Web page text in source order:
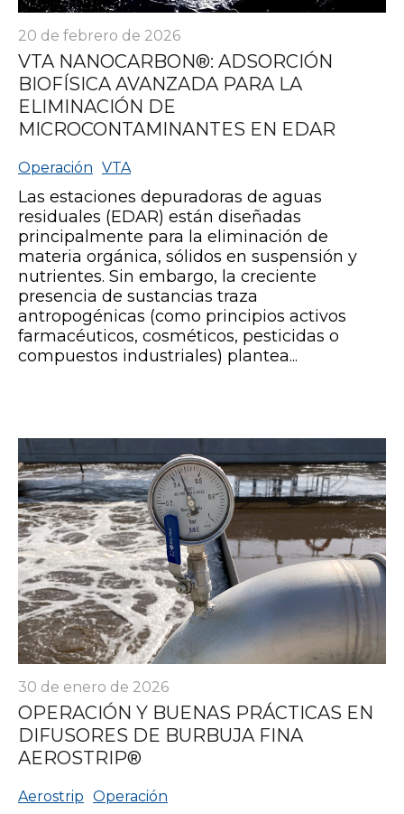
20 de febrero de 2026
VTA NANOCARBON®: ADSORCIÓN
BIOFÍSICA AVANZADA PARA LA
ELIMINACIÓN DE
MICROCONTAMINANTES EN EDAR
Operación VTA
Las estaciones depuradoras de aguas
residuales (EDAR) están diseñadas
principalmente para la eliminación de
materia orgánica, sólidos en suspensión y
nutrientes. Sin embargo, la creciente
presencia de sustancias traza
antropogénicas (como principios activos
farmacéuticos, cosméticos, pesticidas o
compuestos industriales) plantea...
30 de enero de 2026
OPERACIÓN Y BUENAS PRÁCTICAS EN
DIFUSORES DE BURBUJA FINA
AEROSTRIP®
Aerostrip Operación